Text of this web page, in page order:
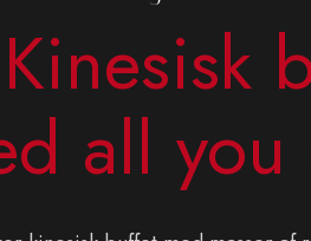
Kinesisk
all you